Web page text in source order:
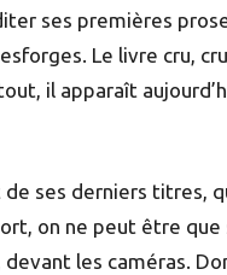
ses premières
Le livre cru,
il apparaît
ses derniers titres,
on ne peut être
les caméras.